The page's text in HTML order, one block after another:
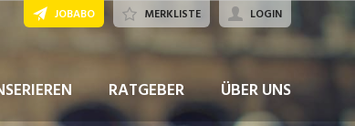
RATGEBER ÜBER UNS
JOBABO MERKLISTE LOGIN